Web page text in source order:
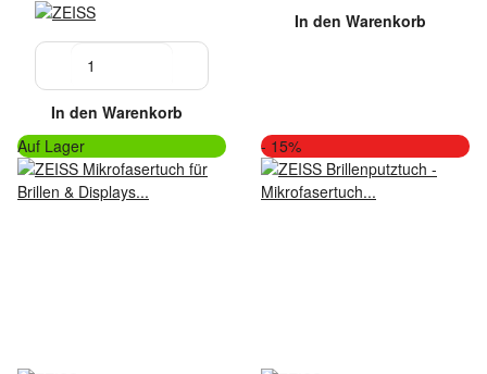
In den Warenkorb
In den Warenkorb
Auf Lager - 15%